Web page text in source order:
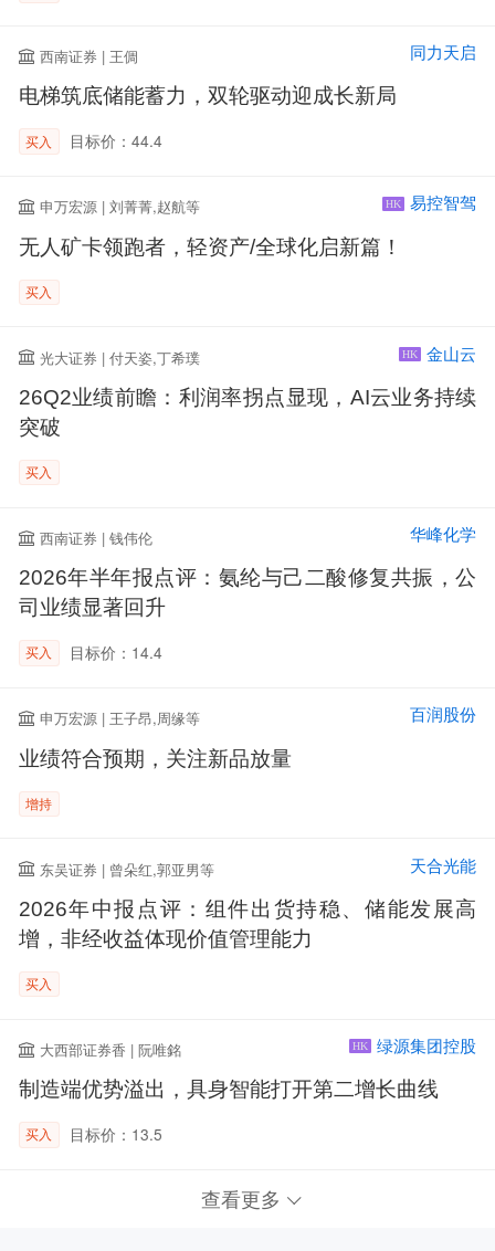
西南证券 | 王倜 同力天启
电梯筑底储能蓄力，双轮驱动迎成长新局
买入 目标价：44.4
申万宏源 | 刘菁菁,赵航等 HK 易控智驾
无人矿卡领跑者，轻资产/全球化启新篇！
买入
光大证券 | 付天姿,丁希璞 HK 金山云
26Q2业绩前瞻：利润率拐点显现，AI云业务持续
突破
买入
西南证券 | 钱伟伦 华峰化学
2026年半年报点评：氨纶与己二酸修复共振，公
司业绩显著回升
买入 目标价：14.4
申万宏源 | 王子昂,周缘等 百润股份
业绩符合预期，关注新品放量
增持
东吴证券 | 曾朵红,郭亚男等 天合光能
2026年中报点评：组件出货持稳、储能发展高
增，非经收益体现价值管理能力
买入
大西部证券香 | 阮唯銘 HK 绿源集团控股
制造端优势溢出，具身智能打开第二增长曲线
买入 目标价：13.5
查看更多